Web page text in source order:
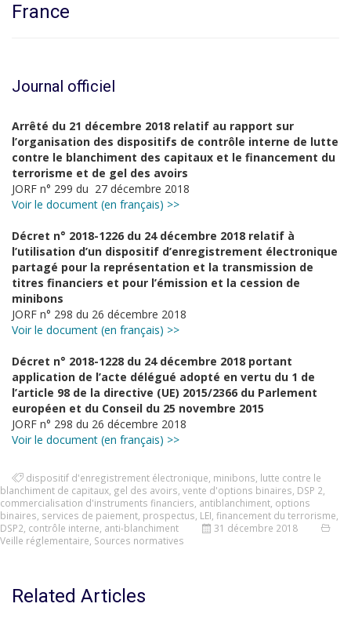
France
Journal officiel
Arrêté du 21 décembre 2018 relatif au rapport sur
l’organisation des dispositifs de contrôle interne de lutte
contre le blanchiment des capitaux et le financement du
terrorisme et de gel des avoirs
JORF n° 299 du 27 décembre 2018
Voir le document (en français) >>
Décret n° 2018-1226 du 24 décembre 2018 relatif à
l’utilisation d’un dispositif d’enregistrement électronique
partagé pour la représentation et la transmission de
titres financiers et pour l’émission et la cession de
minibons
JORF n° 298 du 26 décembre 2018
Voir le document (en français) >>
Décret n° 2018-1228 du 24 décembre 2018 portant
application de l’acte délégué adopté en vertu du 1 de
l’article 98 de la directive (UE) 2015/2366 du Parlement
européen et du Conseil du 25 novembre 2015
JORF n° 298 du 26 décembre 2018
Voir le document (en français) >>
dispositif d'enregistrement électronique minibons lutte contre le
blanchiment de capitaux gel des avoirs vente d'options binaires DSP 2
commercialisation d'instruments financiers antiblanchiment options
binaires services de paiement prospectus LEI financement du terrorisme
DSP2 contrôle interne anti-blanchiment
31 décembre 2018
Veille réglementaire Sources normatives
Related Articles